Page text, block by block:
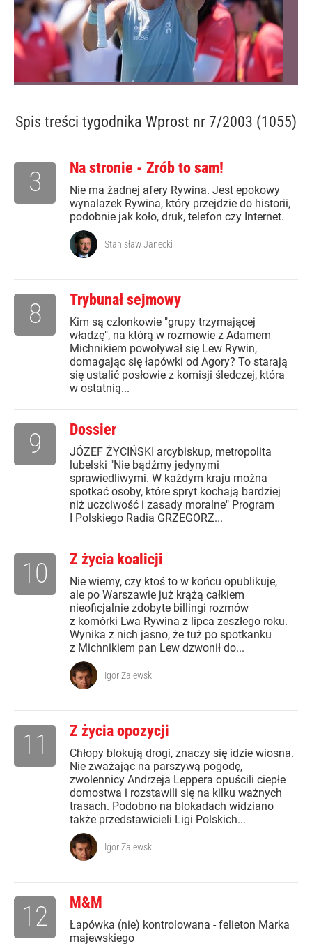
Spis treści tygodnika Wprost nr 7/2003 (1055)
Na stronie - Zrób to sam!
Nie ma żadnej afery Rywina. Jest epokowy
wynalazek Rywina, który przejdzie do historii,
podobnie jak koło, druk, telefon czy Internet.
3
Stanisław Janecki
Trybunał sejmowy
Kim są członkowie "grupy trzymającej
władzę", na którą w rozmowie z Adamem
Michnikiem powoływał się Lew Rywin,
domagając się łapówki od Agory? To starają
się ustalić posłowie z komisji śledczej, która
w ostatnią...
8
Dossier
JÓZEF ŻYCIŃSKI arcybiskup, metropolita
lubelski "Nie bądźmy jedynymi
sprawiedliwymi. W każdym kraju można
spotkać osoby, które spryt kochają bardziej
niż uczciwość i zasady moralne" Program
I Polskiego Radia GRZEGORZ...
9
Z życia koalicji
Nie wiemy, czy ktoś to w końcu opublikuje,
ale po Warszawie już krążą całkiem
nieoficjalnie zdobyte billingi rozmów
z komórki Lwa Rywina z lipca zeszłego roku.
Wynika z nich jasno, że tuż po spotkanku
z Michnikiem pan Lew dzwonił do...
10
Igor Zalewski
Z życia opozycji
Chłopy blokują drogi, znaczy się idzie wiosna.
Nie zważając na parszywą pogodę,
zwolennicy Andrzeja Leppera opuścili ciepłe
domostwa i rozstawili się na kilku ważnych
trasach. Podobno na blokadach widziano
także przedstawicieli Ligi Polskich...
11
Igor Zalewski
M&M
Łapówka (nie) kontrolowana - felieton Marka
majewskiego
12